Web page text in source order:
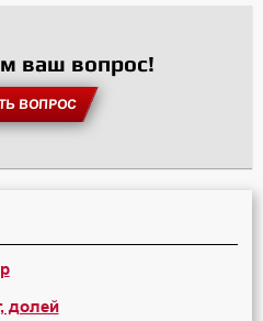
ваш вопрос!
ВОПРОС
долей